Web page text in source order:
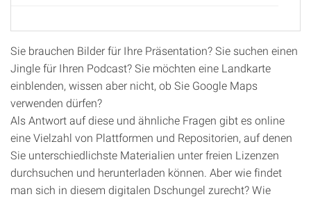
Sie brauchen Bilder für Ihre Präsentation? Sie suchen einen
Jingle für Ihren Podcast? Sie möchten eine Landkarte
einblenden, wissen aber nicht, ob Sie Google Maps
verwenden dürfen?
Als Antwort auf diese und ähnliche Fragen gibt es online
eine Vielzahl von Plattformen und Repositorien, auf denen
Sie unterschiedlichste Materialien unter freien Lizenzen
durchsuchen und herunterladen können. Aber wie findet
man sich in diesem digitalen Dschungel zurecht? Wie